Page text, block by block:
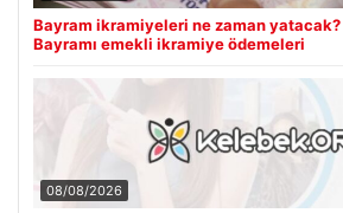
Bayram ikramiyeleri ne zaman
Bayramı emekli ikramiye ödemeleri
08/08/2026